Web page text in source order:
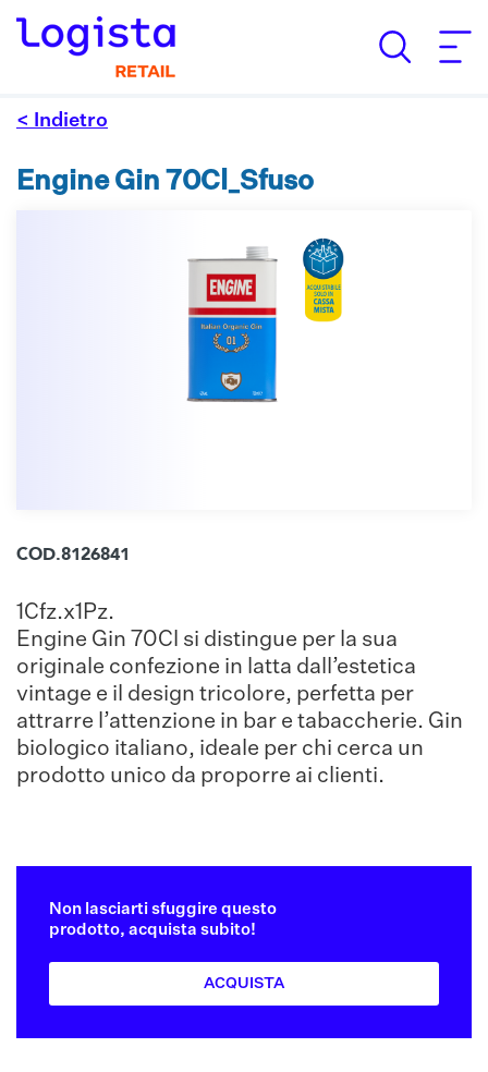
< Indietro
Engine Gin 70Cl_Sfuso
COD.8126841
1Cfz.x1Pz.
Engine Gin 70Cl si distingue per la sua
originale confezione in latta dall’estetica
vintage e il design tricolore, perfetta per
attrarre l’attenzione in bar e tabaccherie. Gin
biologico italiano, ideale per chi cerca un
prodotto unico da proporre ai clienti.
Non lasciarti sfuggire questo
prodotto, acquista subito!
ACQUISTA